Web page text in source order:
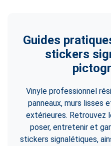
Guides
stickers
Vinyle professionnel
panneaux, murs lisses
extérieures. Retrouvez
poser, entretenir et
stickers signalétiques,